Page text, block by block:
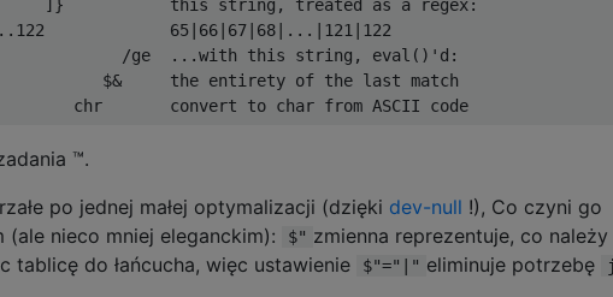
]}           this string, treated as a regex:
65|66|67|68|...|121|122
/ge  ...with this string, eval()'d:
$&     the entirety of the last match
™.
po jednej małej optymalizacji (dzięki dev-null !), Co czyni go
nieco mniej eleganckim):
$" zmienna reprezentuje, co należy
tablicę do łańcucha, więc ustawienie $"="|" eliminuje potrzebę